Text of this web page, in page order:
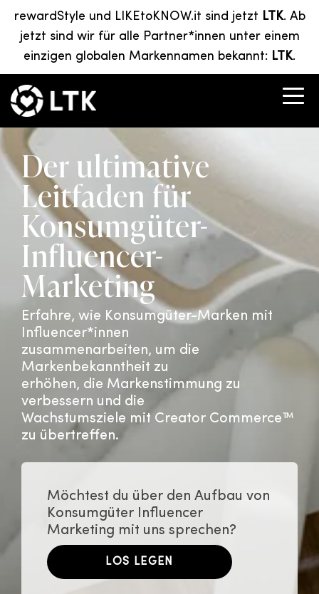
rewardStyle und LIKEtoKNOW.it sind jetzt LTK. Ab
jetzt sind wir für alle Partner*innen unter einem
einzigen globalen Markennamen bekannt: LTK.
Der ultimative
Leitfaden für
Konsumgüter-
Influencer-
Marketing
Erfahre, wie Konsumgüter-Marken mit
Influencer*innen
zusammenarbeiten, um die
Markenbekanntheit zu
erhöhen, die Markenstimmung zu
verbessern und die
Wachstumsziele mit Creator Commerce™
zu übertreffen.
Möchtest du über den Aufbau von
Konsumgüter Influencer
Marketing mit uns sprechen?
LOS LEGEN